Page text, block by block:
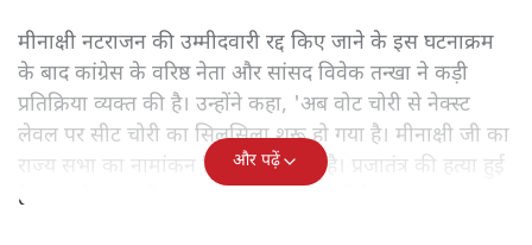
मीनाक्षी नटराजन की उम्मीदवारी रद्द किए जाने के इस घटनाक्रम
के बाद कांग्रेस के वरिष्ठ नेता और सांसद विवेक तन्खा ने कड़ी
प्रतिक्रिया व्यक्त की है। उन्होंने कहा, 'अब वोट चोरी से नेक्स्ट
लेवल पर सीट चोरी का सिलसिला शुरू हो गया है। मीनाक्षी जी का
राज्य सभा का नामांकन निरस्त नहीं हुआ है। प्रजातंत्र की हत्या हुई
है। यह लोकतंत्र की हत्या के अलावा कुछ नहीं है।'
और पढ़ें